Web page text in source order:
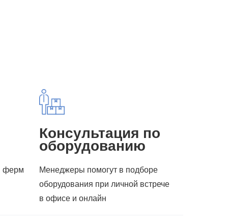
ферм
Консультация по
оборудованию
Менеджеры помогут в подборе
оборудования при личной встрече
в офисе и онлайн